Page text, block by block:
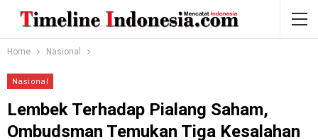
Home Nasional
Nasional
Lembek Terhadap Pialang Saham,
Ombudsman Temukan Tiga Kesalahan